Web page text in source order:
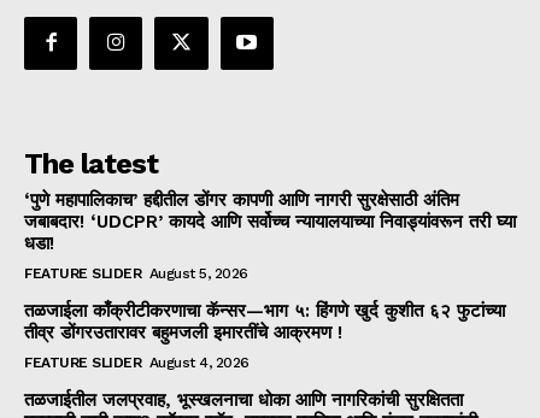
The latest
‘पुणे महापालिकाच’ हद्दीतील डोंगर कापणी आणि नागरी सुरक्षेसाठी अंतिम
जबाबदार! ‘UDCPR’ कायदे आणि सर्वोच्च न्यायालयाच्या निवाड्यांवरून तरी घ्या
धडा!
FEATURE SLIDER August 5, 2026
तळजाईला काँक्रीटीकरणाचा कॅन्सर—भाग ५: हिंगणे खुर्द कुशीत ६२ फुटांच्या
तीव्र डोंगरउतारावर बहुमजली इमारतींचे आक्रमण !
FEATURE SLIDER August 4, 2026
तळजाईतील जलप्रवाह, भूस्खलनाचा धोका आणि नागरिकांची सुरक्षितता